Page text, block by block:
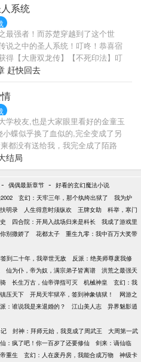
系统
最强者！而苏楚穿越到了这个世
说之中的圣人系统！叮咚！恭喜宿
得【大唐双龙传】【不死印法】叮
圣人系统获得【风云】【圣心诀】
过圣人系统获得【秦时明月】【阴
最强无敌的圣人系统，而苏楚表
功法，直到问道成圣！
赶快回去
学校友,也是大家眼里看好的金童玉
蝶似乎换了血似的,完全变成了另
都没有送给我，我完全成了陌路
路君遥告诉我饶小蝶当初嫁的是一
在已经离婚时，我简直不敢相信这
了弄明白这一切的真相，我豁了出
·······
结局
- 偶偶最新章节 - 好看的玄幻魔法小说
玄幻：天牢三年，那个纨绔出狱了
我为炉
扶明录 人生得意时须纵欢 王牌女助
科举，寒门
四合院：开局入战场归来是科长
我成了游戏里
你别撒娇了 花都太子
重生九零：我中百万大奖带
到二十年，我举世无敌
反派：绝美师尊废我修
仙为仆，帝为奴，满宗弟子皆离谱
洪荒之最强天
长生万古，仙帝弹指可灭 机械神皇
玄幻：我
压天下 开局天牢狱卒，签到神象镇狱！
网游之
：谁说我是来退婚的？ 江山美人志
异界魅影逍
封神：拜师元始，我竟成了周武王
大周第一武
：疯了吧！你一百岁了还要修仙
剑来：谪仙临
重生 玄幻：人在废丹房，我能合成万物
神级卡